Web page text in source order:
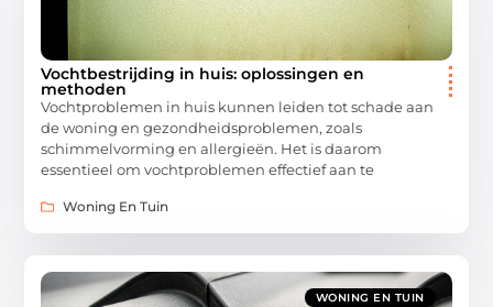
Vochtbestrijding in huis: oplossingen en
methoden
Vochtproblemen in huis kunnen leiden tot schade aan
de woning en gezondheidsproblemen, zoals
schimmelvorming en allergieën. Het is daarom
essentieel om vochtproblemen effectief aan te
Woning En Tuin
WONING EN TUIN